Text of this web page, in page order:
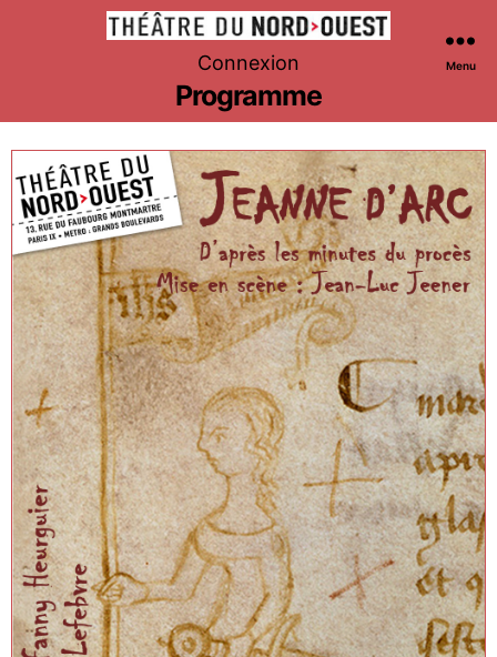
Théâtre
du
Nord-
Ouest
Connexion Menu
Programme